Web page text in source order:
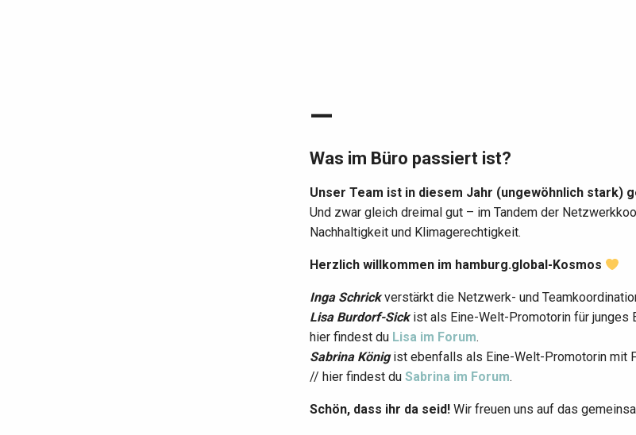
—
Was im Büro passiert ist?
Unser Team ist in diesem Jahr (ungewöhnlich stark)
Und zwar gleich dreimal gut – im Tandem der
Nachhaltigkeit und Klimagerechtigkeit.
Herzlich willkommen im hamburg.global-Kosmos
Inga Schrickverstärkt die Netzwerk- und
Lisa Burdorf-Sickist als Eine-Welt-Promotorin für junges
hier findest du Lisa im Forum.
Sabrina Königist ebenfalls als Eine-Welt-Promotorin mit
// hier findest du Sabrina im Forum.
Schön, dass ihr da seid! Wir freuen uns auf das